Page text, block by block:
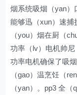
烟系统吸烟（yan）
能够迅（xun）速捕
（you）烟在厨（
功率（lv）电机帅
功率电机确保了吸
（gao）温烹饪（
（yan）。pp3 全